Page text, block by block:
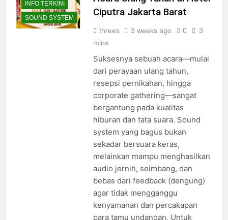
INFO TERKINI
SOUND SYSTEM
Acara Ulang Tahun di Hotel
Ciputra Jakarta Barat
threes
Suksesnya sebuah acara—mulai
dari perayaan ulang tahun,
resepsi pernikahan, hingga
corporate gathering—sangat
bergantung pada kualitas
hiburan dan tata suara. Sound
system yang bagus bukan
sekadar bersuara keras,
melainkan mampu menghasilkan
audio jernih, seimbang, dan
bebas dari feedback (dengung)
agar tidak mengganggu
kenyamanan dan percakapan